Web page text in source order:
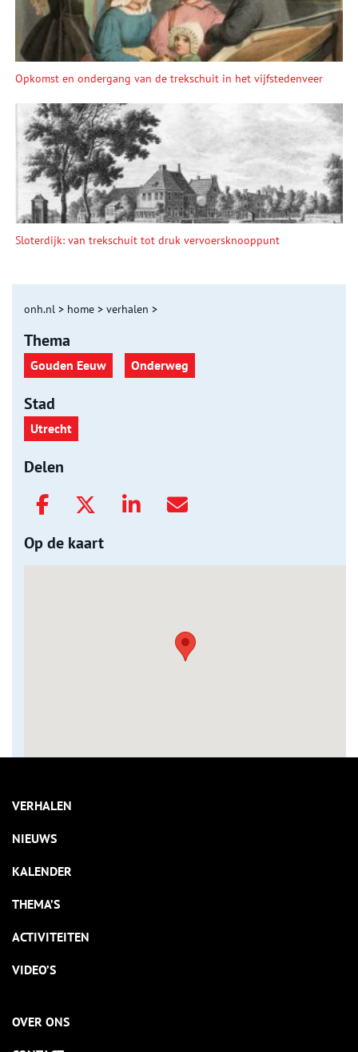
Opkomst en ondergang van de trekschuit in het vijfstedenveer
Sloterdijk: van trekschuit tot druk vervoersknooppunt
onh.nl > home > verhalen >
Thema
Gouden Eeuw Onderweg
Stad
Utrecht
Delen
Op de kaart
VERHALEN
NIEUWS
KALENDER
THEMA’S
ACTIVITEITEN
VIDEO’S
OVER ONS